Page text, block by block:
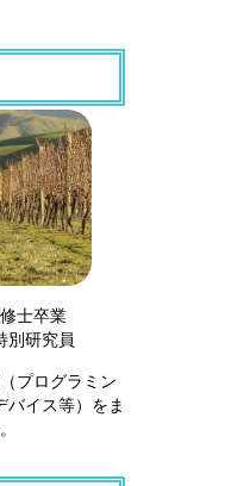
士卒業
別研究員
プログラミン
バイス等）をま